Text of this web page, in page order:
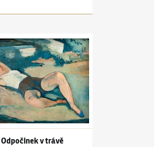
(1880–1945)Odpočinek v trávě
Odpočinek v trávě